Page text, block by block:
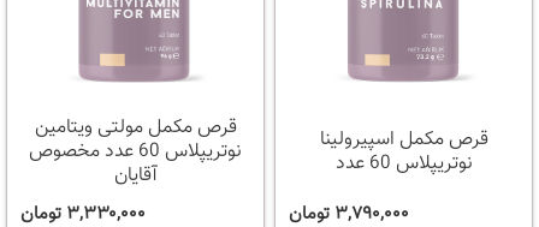
قرص مکمل اسپیرولینا
نوتریپلاس 60 عدد
۳,۷۹۰,۰۰۰ تومان
قرص مکمل مولتی ویتامین
نوتریپلاس 60 عدد مخصوص
آقایان
۳,۳۳۰,۰۰۰ تومان